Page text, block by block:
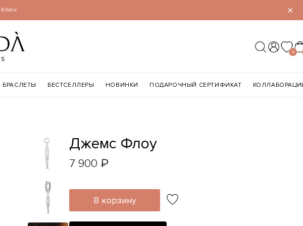
×
Ключ
0
БРАСЛЕТЫ БЕСТСЕЛЛЕРЫ НОВИНКИ ПОДАРОЧНЫЙ СЕРТИФИКАТ
Джемс Флоу
7 900 ₽
В корзину